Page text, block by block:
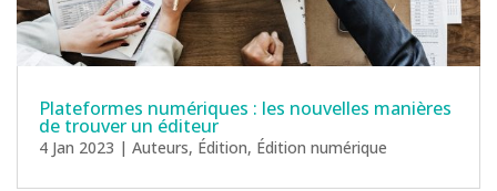
Plateformes numériques : les nouvelles manières
de trouver un éditeur
4 Jan 2023 | Auteurs, Édition, Édition numérique